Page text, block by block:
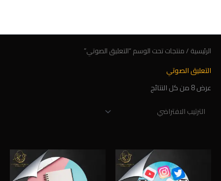
المحتوى
الرئيسية / منتجات تحت الوسم “التعليق الصوتي”
التعليق الصوتي
عرض ⁦8⁩ من كل النتائج